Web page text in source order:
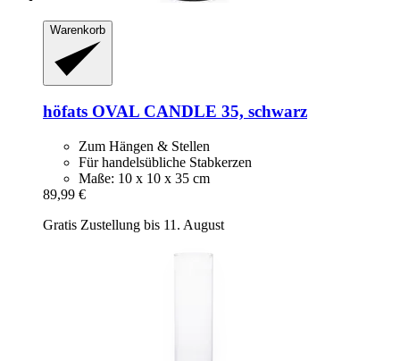
Warenkorb
höfats OVAL CANDLE 35, schwarz
Zum Hängen & Stellen
Für handelsübliche Stabkerzen
Maße: 10 x 10 x 35 cm
89,99 €
Gratis Zustellung bis 11. August